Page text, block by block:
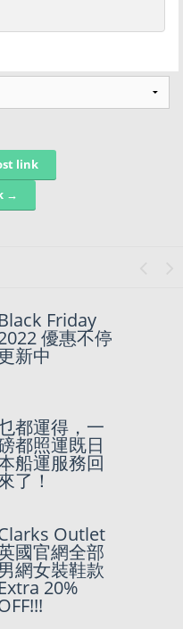
link
→
【運輸升級】
達香港後一
兩日運到你
中
ZOZOTOW
】0.07匯率(7
)走天涯！唔
手續費！
黑五來了!】
美國全
網5折再加獨家
外8折優惠
Black Friday
優惠不停
新中
都運得，一
都照運既日
船運服務回
了！
Outlet
國官網全部
網女裝鞋款
Extra 20%